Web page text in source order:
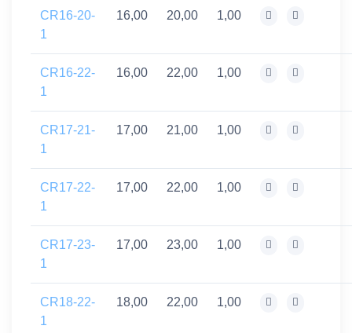
CR16-20-
1
16,00 20,00 1,00
CR16-22-
1
16,00 22,00 1,00
CR17-21-
1
17,00 21,00 1,00
CR17-22-
1
17,00 22,00 1,00
CR17-23-
1
17,00 23,00 1,00
CR18-22-
1
18,00 22,00 1,00